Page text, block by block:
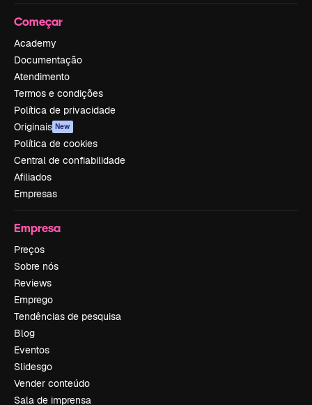
Começar
Academy
Documentação
Atendimento
Termos e condições
Política de privacidade
Originais New
Política de cookies
Central de confiabilidade
Afiliados
Empresas
Empresa
Preços
Sobre nós
Reviews
Emprego
Tendências de pesquisa
Blog
Eventos
Slidesgo
Vender conteúdo
Sala de imprensa